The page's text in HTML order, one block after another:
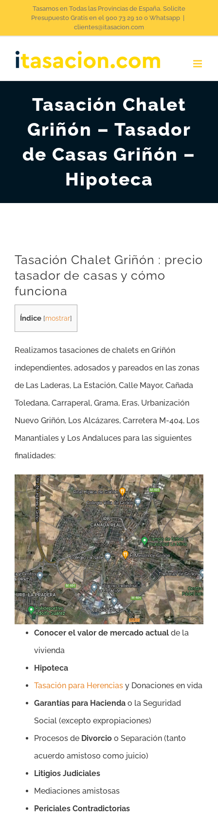
Tasamos en Todas las Provincias de España. Solicite
Presupuesto Gratis en el 900 73 29 10 o Whatsapp
clientes@itasacion.com
Tasación Chalet
Griñón – Tasador
de Casas Griñón –
Hipoteca
Tasación Chalet Griñón : precio
tasador de casas y cómo
funciona
Índice [mostrar]
Realizamos tasaciones de chalets en Griñón
independientes, adosados y pareados en las zonas
de Las Laderas, La Estación, Calle Mayor, Cañada
Toledana, Carraperal, Grama, Eras, Urbanización
Nuevo Griñón, Los Alcázares, Carretera M-404, Los
Manantiales y Los Andaluces para las siguientes
finalidades:
Conocer el valor de mercado actual de la
vivienda
Hipoteca
Tasación para Herencias y Donaciones en vida
Garantías para Hacienda o la Seguridad
Social (excepto expropiaciones)
Procesos de Divorcio o Separación (tanto
acuerdo amistoso como juicio)
Litigios Judiciales
Mediaciones amistosas
Periciales Contradictorias